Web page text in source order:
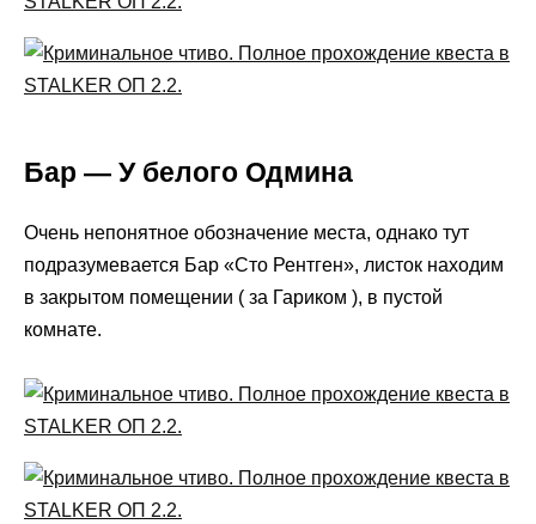
Бар — У белого Одмина
Очень непонятное обозначение места, однако тут
подразумевается Бар «Сто Рентген», листок находим
в закрытом помещении ( за Гариком ), в пустой
комнате.